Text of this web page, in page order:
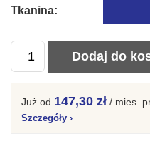
Tkanina:
ilość
Fotel
Multi
Dodaj do
Już od 147,30 zł / mies.
Szczegóły ›